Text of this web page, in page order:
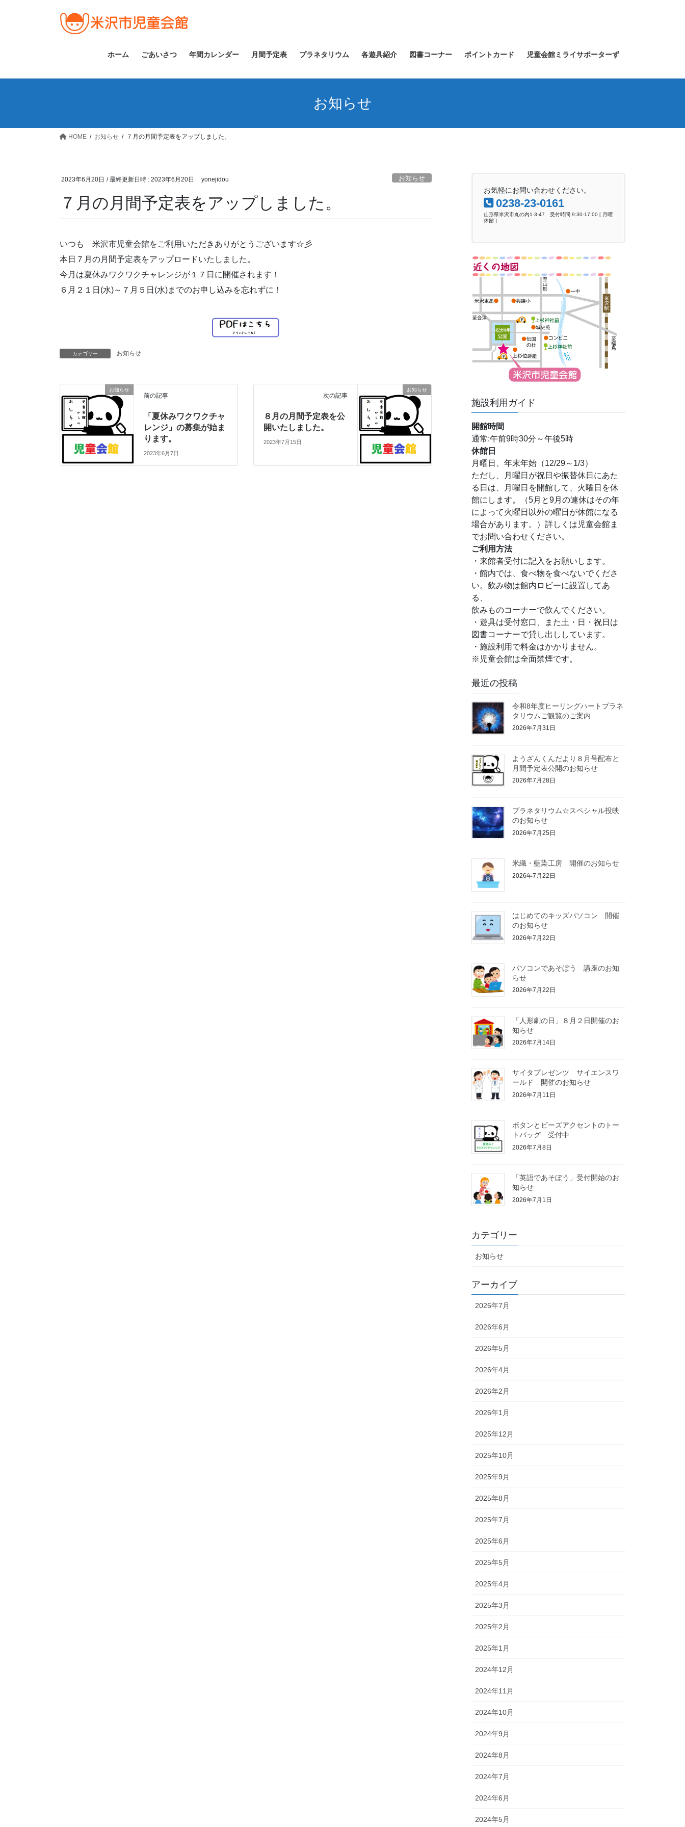
ス
ン
ホーム ごあいさつ 年間カレンダー 月間予定表 プラネタリウム 各遊具紹介 図書コーナー ポイントカード 児童会館ミライサポーターず
お知らせ
HOME お知らせ ７月の月間予定表をアップしました。
2023年6月20日 / 最終更新日時 : 2023年6月20日 yonejidou お知らせ
７月の月間予定表をアップしました。
いつも 米沢市児童会館をご利用いただきありがとうございます☆彡
本日７月の月間予定表をアップロードいたしました。
今月は夏休みワクワクチャレンジが１７日に開催されます！
６月２１日(水)～７月５日(水)までのお申し込みを忘れずに！
カテゴリー お知らせ
お知らせ
前の記事
「夏休みワクワクチャ
レンジ」の募集が始ま
ります。
2023年6月7日
お知らせ
次の記事
８月の月間予定表を公
開いたしました。
2023年7月15日
お気軽にお問い合わせください。
0238-23-0161
山形県米沢市丸の内1-3-47 受付時間 9:30-17:00 [ 月曜
休館 ]
施設利用ガイド
開館時間
通常:午前9時30分～午後5時
休館日
月曜日、年末年始（12/29～1/3）
ただし、月曜日が祝日や振替休日にあた
る日は、月曜日を開館して、火曜日を休
館にします。（5月と9月の連休はその年
によって火曜日以外の曜日が休館になる
場合があります。）詳しくは児童会館ま
でお問い合わせください。
ご利用方法
・来館者受付に記入をお願いします。
・館内では、食べ物を食べないでくださ
い。飲み物は館内ロビーに設置してあ
る、
飲みものコーナーで飲んでください。
・遊具は受付窓口、また土・日・祝日は
図書コーナーで貸し出ししています。
・施設利用で料金はかかりません。
※児童会館は全面禁煙です。
最近の投稿
令和8年度ヒーリングハートプラネ
タリウムご観覧のご案内
2026年7月31日
ようざんくんだより８月号配布と
月間予定表公開のお知らせ
2026年7月28日
プラネタリウム☆スペシャル投映
のお知らせ
2026年7月25日
米織・藍染工房 開催のお知らせ
2026年7月22日
はじめてのキッズパソコン 開催
のお知らせ
2026年7月22日
パソコンであそぼう 講座のお知
らせ
2026年7月22日
「人形劇の日」８月２日開催のお
知らせ
2026年7月14日
サイタプレゼンツ サイエンスワ
ールド 開催のお知らせ
2026年7月11日
ボタンとビーズアクセントのトー
トバッグ 受付中
2026年7月8日
「英語であそぼう」受付開始のお
知らせ
2026年7月1日
カテゴリー
お知らせ
アーカイブ
2026年7月
2026年6月
2026年5月
2026年4月
2026年2月
2026年1月
2025年12月
2025年10月
2025年9月
2025年8月
2025年7月
2025年6月
2025年5月
2025年4月
2025年3月
2025年2月
2025年1月
2024年12月
2024年11月
2024年10月
2024年9月
2024年8月
2024年7月
2024年6月
2024年5月